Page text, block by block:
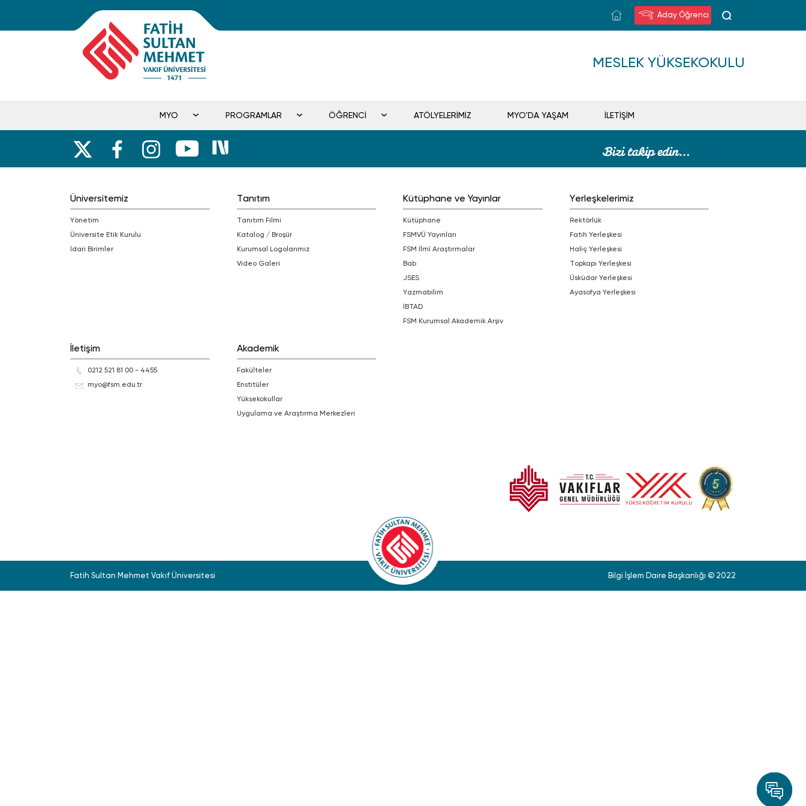
Aday Öğrenci
MESLEK YÜKSEKOKULU
MYO PROGRAMLAR ÖĞRENCİ ATÖLYELERİMİZ MYO'DA YAŞAM İLETİŞİM
Üniversitemiz
Yönetim
Üniversite Etik Kurulu
İdari Birimler
Tanıtım
Tanıtım Filmi
Katalog / Broşür
Kurumsal Logolarımız
Video Galeri
Kütüphane ve Yayınlar
Kütüphane
FSMVÜ Yayınları
FSM İlmî Araştırmalar
bab
JSES
Yazmabilim
İBTAD
FSM Kurumsal Akademik Arşiv
Yerleşkelerimiz
Rektörlük
Fatih Yerleşkesi
Haliç Yerleşkesi
Topkapı Yerleşkesi
Üsküdar Yerleşkesi
Ayasofya Yerleşkesi
İletişim
0212 521 81 00 - 4455
myo@fsm.edu.tr
Akademik
Fakülteler
Enstitüler
Yüksekokullar
Uygulama ve Araştırma Merkezleri
Fatih Sultan Mehmet Vakıf Üniversitesi Bilgi İşlem Daire Başkanlığı © 2022